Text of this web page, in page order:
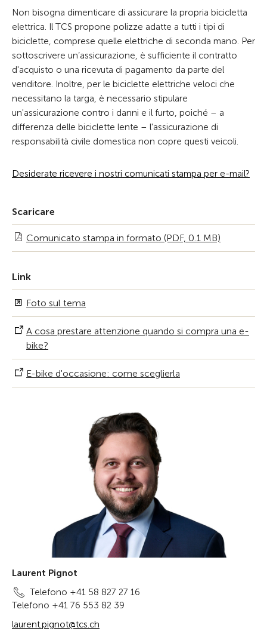
Non bisogna dimenticare di assicurare la propria bicicletta
elettrica. Il TCS propone polizze adatte a tutti i tipi di
biciclette, comprese quelle elettriche di seconda mano. Per
sottoscrivere un’assicurazione, è sufficiente il contratto
d'acquisto o una ricevuta di pagamento da parte del
venditore. Inoltre, per le biciclette elettriche veloci che
necessitano la targa, è necessario stipulare
un'assicurazione contro i danni e il furto, poiché – a
differenza delle biciclette lente – l'assicurazione di
responsabilità civile domestica non copre questi veicoli.
Desiderate ricevere i nostri comunicati stampa per e-mail?
Scaricare
Comunicato stampa in formato (PDF, 0.1 MB)
Link
Foto sul tema
A cosa prestare attenzione quando si compra una e-
bike?
E-bike d'occasione: come sceglierla
Laurent Pignot
Telefono +41 58 827 27 16
Telefono +41 76 553 82 39
laurent.pignot@tcs.ch